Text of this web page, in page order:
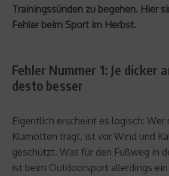
Trainingssünden zu begehen. Hier
Fehler beim Sport im Herbst.
Fehler Nummer 1: Je dicker
desto besser
Eigentlich erscheint es logisch:
Klamotten trägt, ist vor Wind und
geschützt. Was für den Fußweg in
ist beim Outdoorsport allerdings ein